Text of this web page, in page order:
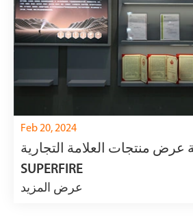
Feb 20, 2024
عرض منتجات العلامة التجارية
SUPERFIRE
عرض المزيد